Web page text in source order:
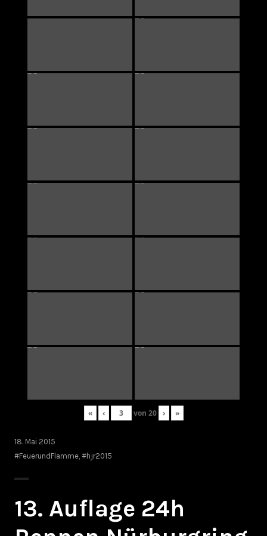
« ‹ von 20 › »
18. Mai 2015
#FeuerundFlamme #hjr2015
13. Auflage 24h